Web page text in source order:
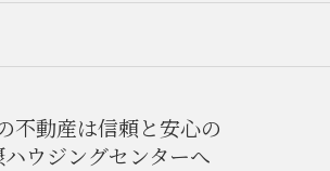
不動産は信頼と安心の
ウジングセンターへ